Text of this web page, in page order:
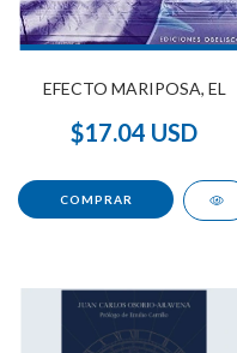
EFECTO MARIPOSA, EL
$17.04 USD